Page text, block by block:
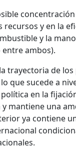
recursos y en la
y la
entre ambos).
trayectoria de
que sucede a
en la
mantiene una
ya contiene